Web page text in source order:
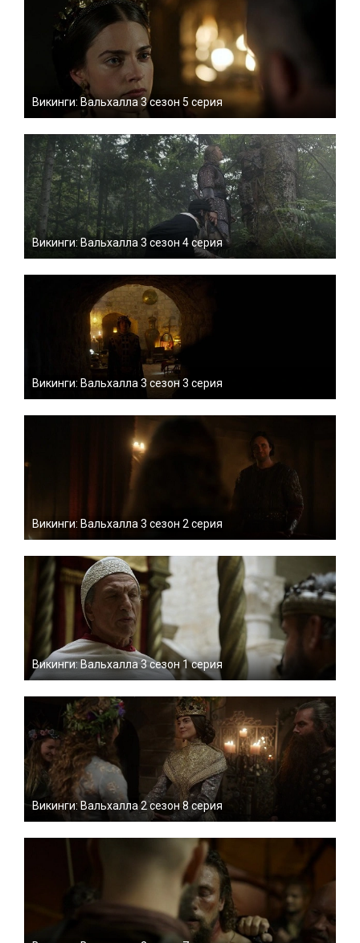
Викинги: Вальхалла 3 сезон 5 серия
Викинги: Вальхалла 3 сезон 4 серия
Викинги: Вальхалла 3 сезон 3 серия
Викинги: Вальхалла 3 сезон 2 серия
Викинги: Вальхалла 3 сезон 1 серия
Викинги: Вальхалла 2 сезон 8 серия